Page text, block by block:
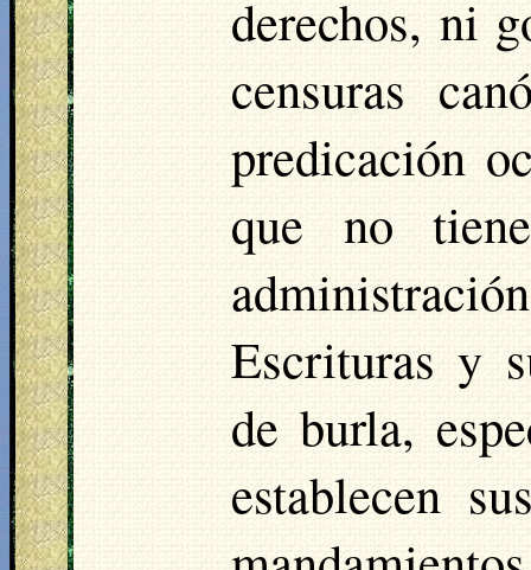
derechos, ni
censuras
predicación
que no
Escrituras y
de burla,
establecen